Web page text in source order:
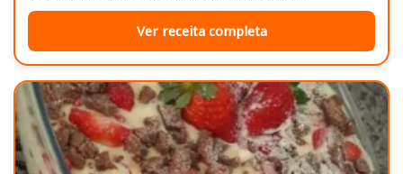
Ver receita completa